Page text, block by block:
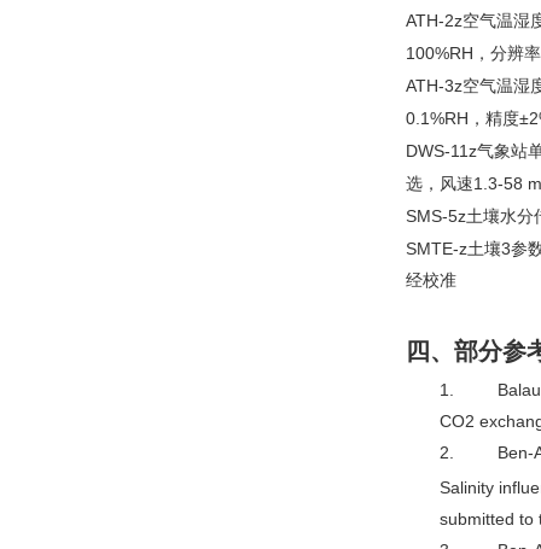
ATH-2z空气温湿
100%RH ，分辨率
ATH-3z空气温湿
0.1%RH ，精度
DWS-11z气象站
选，风速1.3-58
SMS-5z土壤水分
SMTE-z土壤3参
经校准
四、部分参
1. Balaur N.
CO2
2. Ben-
Salinity
submitted to